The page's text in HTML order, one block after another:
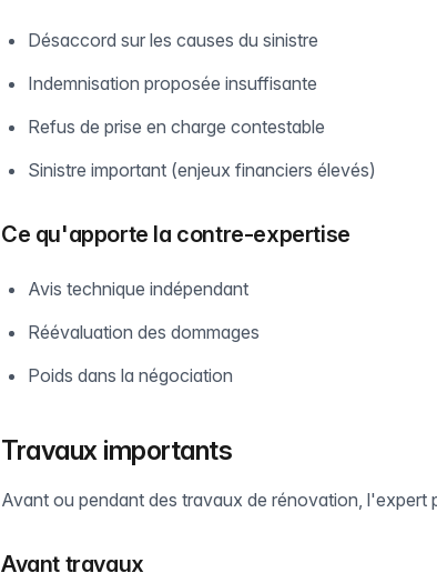
Désaccord sur les causes du sinistre
Indemnisation proposée insuffisante
Refus de prise en charge contestable
Sinistre important (enjeux financiers élevés)
Ce qu'apporte la contre-expertise
Avis technique indépendant
Réévaluation des dommages
Poids dans la négociation
Travaux importants
Avant ou pendant des travaux de rénovation, l'expert
Avant travaux